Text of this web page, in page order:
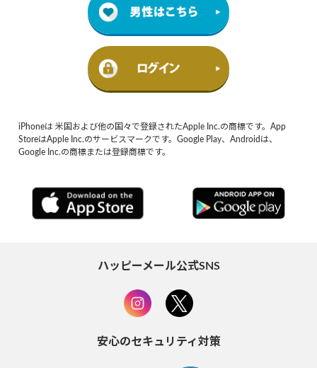
iPhoneは 米国および他の国々で登録されたApple Inc.の商標です。App
StoreはApple Inc.のサービスマークです。Google Play、Androidは、
Google Inc.の商標または登録商標です。
ハッピーメール公式SNS
安心のセキュリティ対策